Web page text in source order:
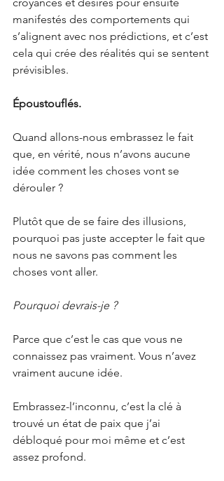
manifestés des comportements qui
s’alignent avec nos prédictions, et c’est
cela qui crée des réalités qui se sentent
prévisibles.
Époustouflés.
Quand allons-nous embrassez le fait
que, en vérité, nous n’avons aucune
idée comment les choses vont se
dérouler ?
Plutôt que de se faire des illusions,
pourquoi pas juste accepter le fait que
nous ne savons pas comment les
choses vont aller.
Pourquoi devrais-je ?
Parce que c’est le cas que vous ne
connaissez pas vraiment. Vous n’avez
vraiment aucune idée.
Embrassez-l’inconnu, c’est la clé à
trouvé un état de paix que j’ai
débloqué pour moi même et c’est
assez profond.